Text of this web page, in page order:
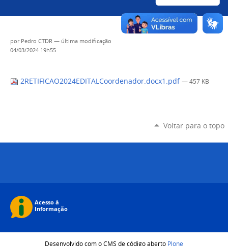
por Pedro CTDR — última modificação
04/03/2024 19h55
2RETIFICAO2024EDITALCoordenador.docx1.pdf — 457 KB
Voltar para o topo
Desenvolvido com o CMS de código aberto Plone